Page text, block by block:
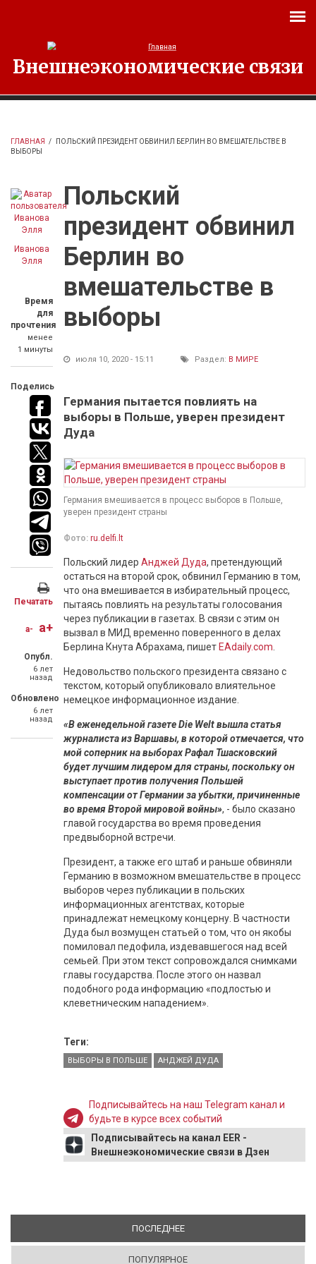
Внешнеэкономические связи
ГЛАВНАЯ /
ПОЛЬСКИЙ ПРЕЗИДЕНТ ОБВИНИЛ БЕРЛИН ВО ВМЕШАТЕЛЬСТВЕ В
ВЫБОРЫ
Иванова
Элля
Время
для
прочтения
менее
1 минуты
Поделись
Печатать
a- a+
Опубл.
6 лет
назад
Обновлено
6 лет
назад
Польский
президент обвинил
Берлин во
вмешательстве в
выборы
июля 10, 2020 - 15:11 Раздел: В МИРЕ
Германия пытается повлиять на
выборы в Польше, уверен президент
Дуда
Германия вмешивается в процесс выборов в Польше,
уверен президент страны
Фото: ru.delfi.lt
Польский лидер Анджей Дуда, претендующий
остаться на второй срок, обвинил Германию в том,
что она вмешивается в избирательный процесс,
пытаясь повлиять на результаты голосования
через публикации в газетах. В связи с этим он
вызвал в МИД временно поверенного в делах
Берлина Кнута Абрахама, пишет ЕАdaily.com
Недовольство польского президента связано с
текстом, который опубликовало влиятельное
немецкое информационное издание.
«В еженедельной газете Die Welt вышла статья
журналиста из Варшавы, в которой отмечается, что
мой соперник на выборах Рафал Тшасковский
будет лучшим лидером для страны, поскольку он
выступает против получения Польшей
компенсации от Германии за убытки, причиненные
во время Второй мировой войны», - было сказано
главой государства во время проведения
предвыборной встречи.
Президент, а также его штаб и раньше обвиняли
Германию в возможном вмешательстве в процесс
выборов через публикации в польских
информационных агентствах, которые
принадлежат немецкому концерну. В частности
Дуда был возмущен статьей о том, что он якобы
помиловал педофила, издевавшегося над всей
семьей. При этом текст сопровождался снимками
главы государства. После этого он назвал
подобного рода информацию «подлостью и
клеветническим нападением».
Теги:
ВЫБОРЫ В ПОЛЬШЕ АНДЖЕЙ ДУДА
Подписывайтесь на наш Telegram канал и
будьте в курсе всех событий
Подписывайтесь на канал EER -
Внешнеэкономические связи в Дзен
ПОСЛЕДНЕЕ(АКТИВНАЯ ВКЛАДКА)
ПОПУЛЯРНОЕ